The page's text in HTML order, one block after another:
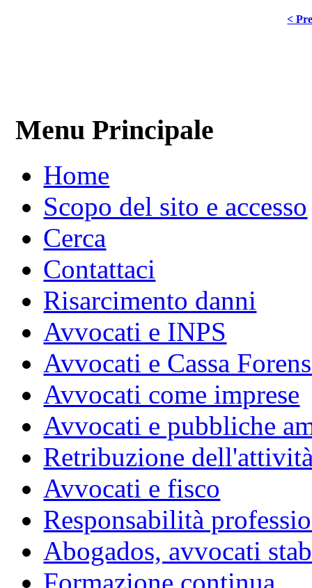
<
Menu Principale
Home
Scopo del sito e accesso
Cerca
Contattaci
Risarcimento danni
Avvocati e INPS
Avvocati e Cassa
Avvocati come imprese
Avvocati e pubbliche
Retribuzione
Avvocati e fisco
Responsabilità
Abogados, avvocati